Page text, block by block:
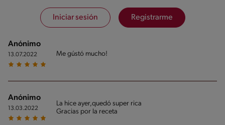
Iniciar sesión Registrarme
Anónimo
13.07.2022 Me gústó mucho!
Anónimo
13.03.2022
La hice ayer,quedó super rica
Gracias por la receta